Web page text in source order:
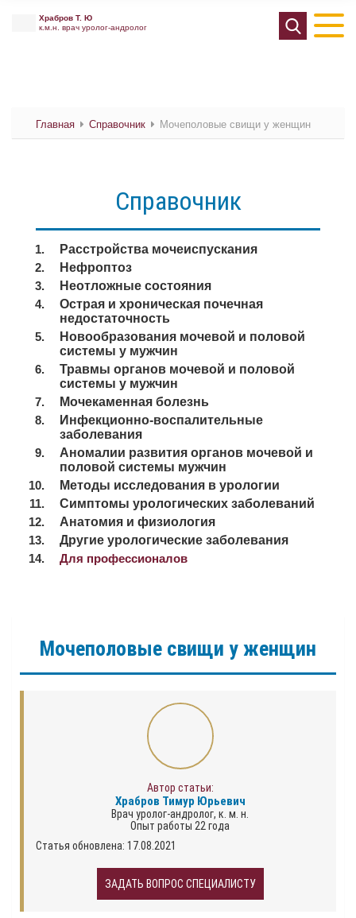
Храбров Т. Ю
к.м.н. врач уролог-андролог
Главная Справочник Мочеполовые свищи у женщин
Справочник
Расстройства мочеиспускания
Нефроптоз
Неотложные состояния
Острая и хроническая почечная
недостаточность
Новообразования мочевой и половой
системы у мужчин
Травмы органов мочевой и половой
системы у мужчин
Мочекаменная болезнь
Инфекционно-воспалительные
заболевания
Аномалии развития органов мочевой и
половой системы мужчин
Методы исследования в урологии
Симптомы урологических заболеваний
Анатомия и физиология
Другие урологические заболевания
Для профессионалов
Мочеполовые свищи у женщин
Автор статьи:
Храбров Тимур Юрьевич
Врач уролог-андролог, к. м. н.
Опыт работы 22 года
Статья обновлена: 17.08.2021
ЗАДАТЬ ВОПРОС СПЕЦИАЛИСТУ